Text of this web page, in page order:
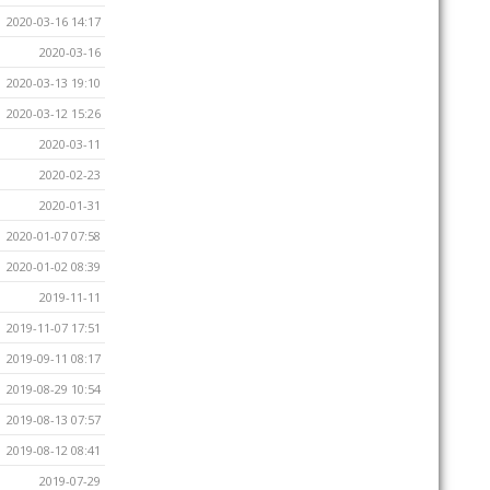
2020-03-16 14:17
2020-03-16
2020-03-13 19:10
2020-03-12 15:26
2020-03-11
2020-02-23
2020-01-31
2020-01-07 07:58
2020-01-02 08:39
2019-11-11
2019-11-07 17:51
2019-09-11 08:17
2019-08-29 10:54
2019-08-13 07:57
2019-08-12 08:41
2019-07-29